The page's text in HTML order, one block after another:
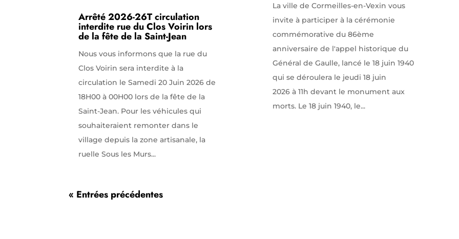
Arrêté 2026-26T circulation
interdite rue du Clos Voirin lors
de la fête de la Saint-Jean
Nous vous informons que la rue du
Clos Voirin sera interdite à la
circulation le Samedi 20 Juin 2026 de
18H00 à 00H00 lors de la fête de la
Saint-Jean. Pour les véhicules qui
souhaiteraient remonter dans le
village depuis la zone artisanale, la
ruelle Sous les Murs...
La ville de Cormeilles-en-Vexin vous
invite à participer à la cérémonie
commémorative du 86ème
anniversaire de l'appel historique du
Général de Gaulle, lancé le 18 juin 1940
qui se déroulera le jeudi 18 juin
2026 à 11h devant le monument aux
morts. Le 18 juin 1940, le...
« Entrées précédentes